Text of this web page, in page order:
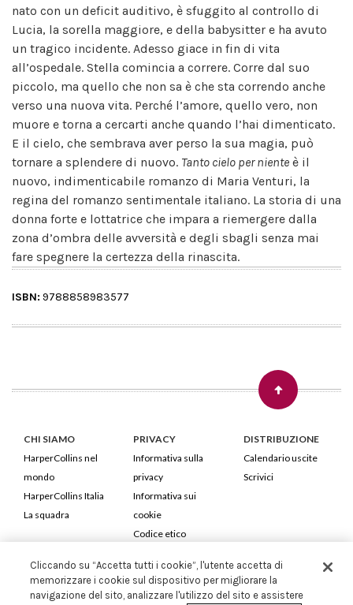
nato con un deficit auditivo, è sfuggito al controllo di
Lucia, la sorella maggiore, e della babysitter e ha avuto
un tragico incidente. Adesso giace in fin di vita
all’ospedale. Stella comincia a correre. Corre dal suo
piccolo, ma quello che non sa è che sta correndo anche
verso una nuova vita. Perché l’amore, quello vero, non
muore e torna a cercarti anche quando l’hai dimenticato.
E il cielo, che sembrava aver perso la sua magia, può
tornare a splendere di nuovo. Tanto cielo per niente è il
nuovo, indimenticabile romanzo di Maria Venturi, la
regina del romanzo sentimentale italiano. La storia di una
donna forte e lottatrice che impara a riemergere dalla
zona d’ombra delle avversità e degli sbagli senza mai
fare spegnere la certezza della rinascita.
ISBN: 9788858983577
CHI SIAMO
HarperCollins nel
mondo
HarperCollins Italia
La squadra
PRIVACY
Informativa sulla
privacy
Informativa sui
cookie
Codice etico
DISTRIBUZIONE
Calendario uscite
Scrivici
HarperCollins Italia S.p.A. Viale Monte Nero, 84 - 20135 Milano
Cod. Fiscale e P.IVA 05946780151 - Capitale Sociale 258.250 €
Cliccando su “Accetta tutti i cookie”, l'utente accetta di
memorizzare i cookie sul dispositivo per migliorare la
navigazione del sito, analizzare l'utilizzo del sito e assistere